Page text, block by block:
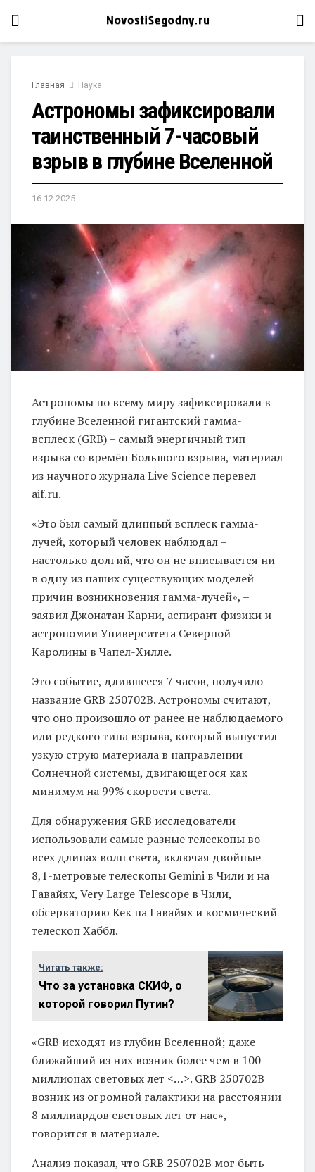
Главная Наука
Астрономы зафиксировали
таинственный 7-часовый
взрыв в глубине Вселенной
16.12.2025
Астрономы по всему миру зафиксировали в
глубине Вселенной гигантский гамма-
всплеск (GRB) – самый энергичный тип
взрыва со времён Большого взрыва, материал
из научного журнала Live Science перевел
aif.ru.
«Это был самый длинный всплеск гамма-
лучей, который человек наблюдал –
настолько долгий, что он не вписывается ни
в одну из наших существующих моделей
причин возникновения гамма-лучей», –
заявил Джонатан Карни, аспирант физики и
астрономии Университета Северной
Каролины в Чапел-Хилле.
Это событие, длившееся 7 часов, получило
название GRB 250702B. Астрономы считают,
что оно произошло от ранее не наблюдаемого
или редкого типа взрыва, который выпустил
узкую струю материала в направлении
Солнечной системы, двигающегося как
минимум на 99% скорости света.
Для обнаружения GRB исследователи
использовали самые разные телескопы во
всех длинах волн света, включая двойные
8,1-метровые телескопы Gemini в Чили и на
Гавайях, Very Large Telescope в Чили,
обсерваторию Кек на Гавайях и космический
телескоп Хаббл.
Читать также:
Что за установка СКИФ, о
которой говорил Путин?
«GRB исходят из глубин Вселенной; даже
ближайший из них возник более чем в 100
миллионах световых лет <…>. GRB 250702B
возник из огромной галактики на расстоянии
8 миллиардов световых лет от нас», –
говорится в материале.
Анализ показал, что GRB 250702B мог быть